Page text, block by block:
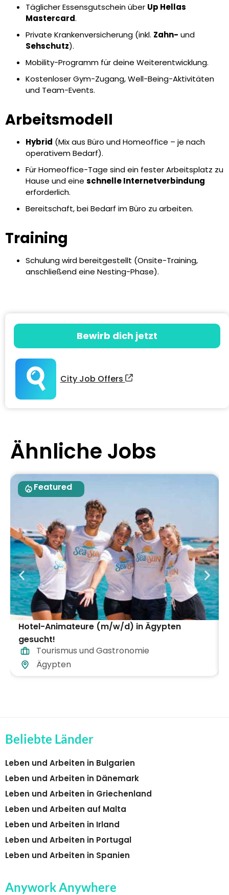
Täglicher Essensgutschein über Up Hellas
Mastercard.
Private Krankenversicherung (inkl. Zahn- und
Sehschutz).
Mobility-Programm für deine Weiterentwicklung.
Kostenloser Gym-Zugang, Well-Being-Aktivitäten
und Team-Events.
Arbeitsmodell
Hybrid (Mix aus Büro und Homeoffice – je nach
operativem Bedarf).
Für Homeoffice-Tage sind ein fester Arbeitsplatz zu
Hause und eine schnelle Internetverbindung
erforderlich.
Bereitschaft, bei Bedarf im Büro zu arbeiten.
Training
Schulung wird bereitgestellt (Onsite-Training,
anschließend eine Nesting-Phase).
Bewirb dich jetzt
City Job Offers
Ähnliche Jobs
Featured
Hotel-Animateure (m/w/d) in Ägypten
gesucht!
Tourismus und Gastronomie
Ägypten
Beliebte Länder
Leben und Arbeiten in Bulgarien
Leben und Arbeiten in Dänemark
Leben und Arbeiten in Griechenland
Leben und Arbeiten auf Malta
Leben und Arbeiten in Irland
Leben und Arbeiten in Portugal
Leben und Arbeiten in Spanien
Anywork Anywhere